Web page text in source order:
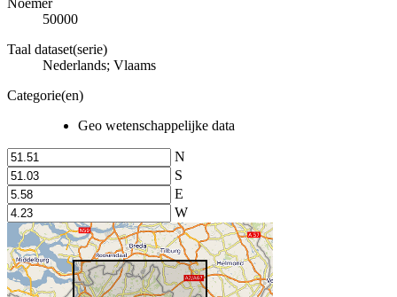
50000
Taal dataset(serie)
Nederlands; Vlaams
Categorie(en)
Geo wetenschappelijke data
N
S
E
W